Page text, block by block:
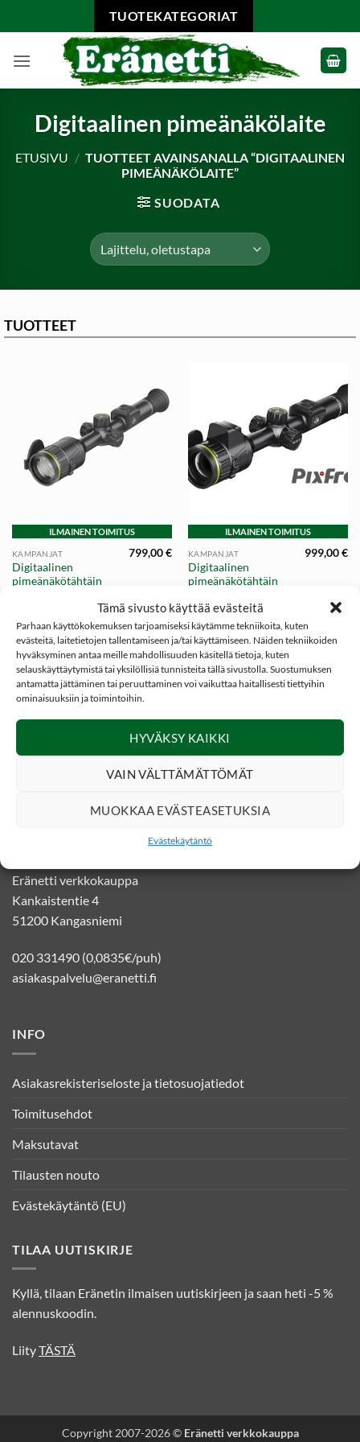
Tämä sivusto käyttää evästeitä
Parhaan käyttökokemuksen tarjoamiseksi käytämme tekniikoita, kuten
evästeitä, laitetietojen tallentamiseen ja/tai käyttämiseen. Näiden tekniikoiden
hyväksyminen antaa meille mahdollisuuden käsitellä tietoja, kuten
selauskäyttäytymistä tai yksilöllisiä tunnisteita tällä sivustolla. Suostumuksen
antamatta jättäminen tai peruuttaminen voi vaikuttaa haitallisesti tiettyihin
ominaisuuksiin ja toimintoihin.
HYVÄKSY KAIKKI
VAIN VÄLTTÄMÄTTÖMÄT
MUOKKAA EVÄSTEASETUKSIA
Evästekäytäntö
to
TUOTEKATEGORIAT
Digitaalinen pimeänäkölaite
ETUSIVU / TUOTTEET AVAINSANALLA “DIGITAALINEN
PIMEÄNÄKÖLAITE”
SUODATA
TUOTTEET
ILMAINEN TOIMITUS
KAMPANJAT
Digitaalinen
pimeänäkötähtäin
3840×2160 | 50mm |
1000m
799,00€
ILMAINEN TOIMITUS
KAMPANJAT
Digitaalinen
pimeänäkötähtäin
4K | 3840×2160 |
50mm | 1000m |
Etäisyysmittari
999,00€
SOSIAALINEN MEDIA
Eränetti verkkokauppa
Kankaistentie 4
51200 Kangasniemi
020 331490 (0,0835€/puh)
asiakaspalvelu@eranetti.fi
INFO
Asiakasrekisteriseloste ja tietosuojatiedot
Toimitusehdot
Maksutavat
Tilausten nouto
Evästekäytäntö (EU)
TILAA UUTISKIRJE
Kyllä, tilaan Eränetin ilmaisen uutiskirjeen ja saan heti -5 %
alennuskoodin.
LiityTÄSTÄ
Copyright 2007-2026 © Eränetti verkkokauppa